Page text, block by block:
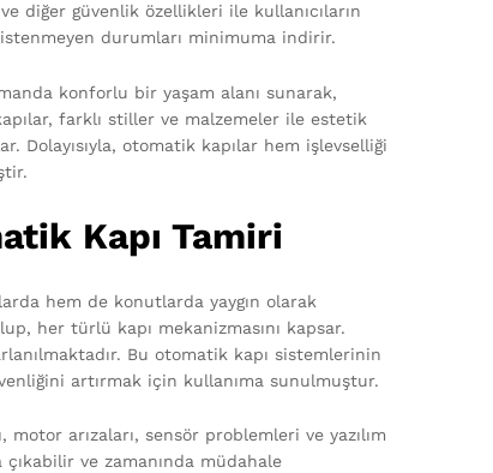
diğer güvenlik özellikleri ile kullanıcıların
durumları minimuma indirir.
konforlu bir yaşam alanı sunarak,
farklı stiller ve malzemeler ile estetik
Dolayısıyla, otomatik kapılar hem işlevselliği
Kapı Tamiri
hem de konutlarda yaygın olarak
her türlü kapı mekanizmasını kapsar.
Bu otomatik kapı sistemlerinin
artırmak için kullanıma sunulmuştur.
motor arızaları, sensör problemleri ve yazılım
ve zamanında müdahale